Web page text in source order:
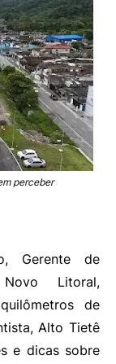
perceber
Gerente de
Litoral,
de
Alto Tietê
e dicas sobre